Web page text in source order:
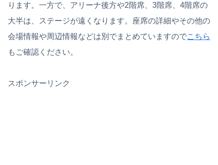
ります。一方で、アリーナ後方や2階席、3階席、4階席の
大半は、ステージが遠くなります。座席の詳細やその他の
会場情報や周辺情報などは別でまとめていますのでこちら
もご確認ください。
スポンサーリンク